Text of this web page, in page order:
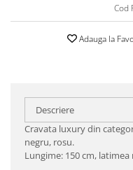
Cod
Adauga la
Descriere
Cravata luxury din
negru, rosu.
Lungime: 150 cm, latimea